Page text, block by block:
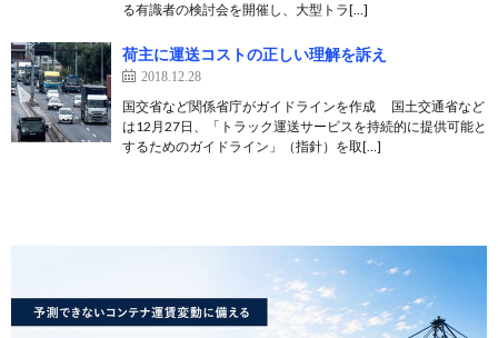
る有識者の検討会を開催し、大型トラ[…]
荷主に運送コストの正しい理解を訴え
2018.12.28
国交省など関係省庁がガイドラインを作成 国土交通省など
は12月27日、「トラック運送サービスを持続的に提供可能と
するためのガイドライン」（指針）を取[…]